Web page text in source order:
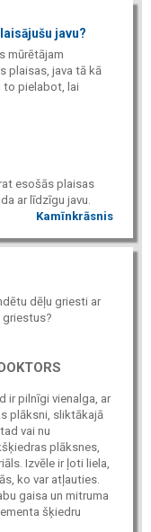
javu?
mūrētājam
plaisas, java tā kā
to pielabot, lai
esošās plaisas
ar līdzīgu javu.
Kamīnkrāsnis
dēļu griesti ar
griestus?
ir pilnīgi vienalga, ar
plāksni, sliktākajā
vai nu
plāksnes,
Izvēle ir ļoti liela,
ko var atļauties.
gaisa un mitruma
šķiedru